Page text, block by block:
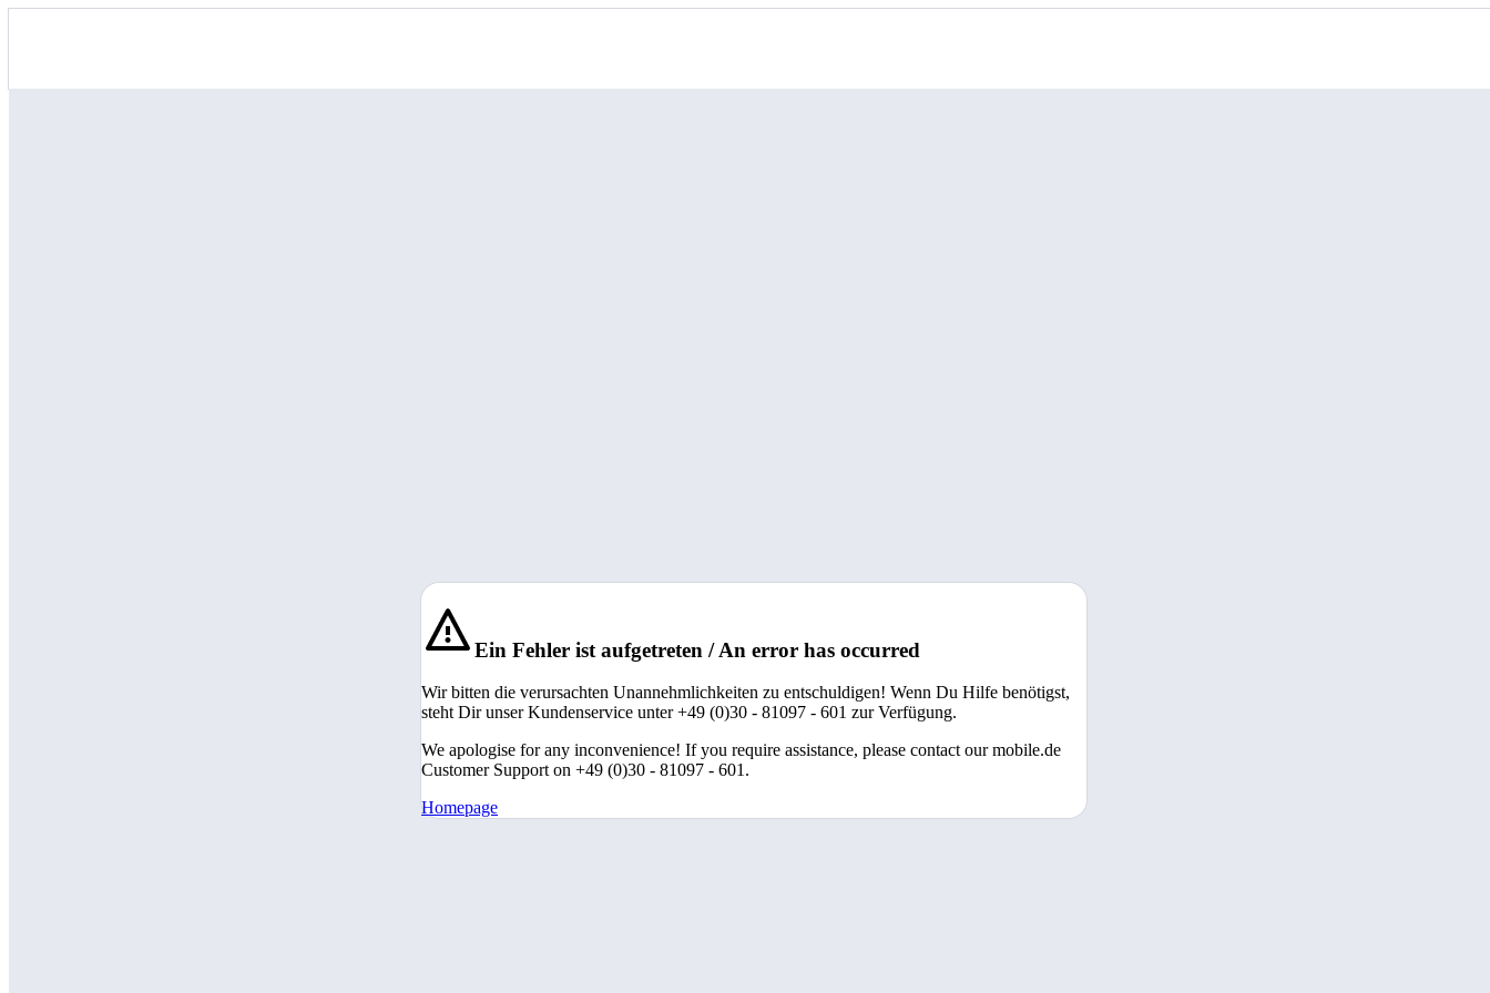
Ein Fehler ist aufgetreten / An error has occurred
Wir bitten die verursachten Unannehmlichkeiten zu entschuldigen! Wenn Du Hilfe benötigst,
steht Dir unser Kundenservice unter +49 (0)30 - 81097 - 601 zur Verfügung.
We apologise for any inconvenience! If you require assistance, please contact our mobile.de
Customer Support on +49 (0)30 - 81097 - 601.
Homepage